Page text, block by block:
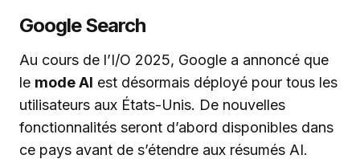
Google Search
Au cours de l’I/O 2025, Google a annoncé que
le mode AI est désormais déployé pour tous les
utilisateurs aux États-Unis. De nouvelles
fonctionnalités seront d’abord disponibles dans
ce pays avant de s’étendre aux résumés AI.